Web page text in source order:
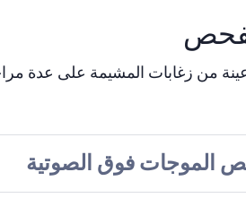
من زغابات المشيمة على عدة
الموجات فوق الصوتية